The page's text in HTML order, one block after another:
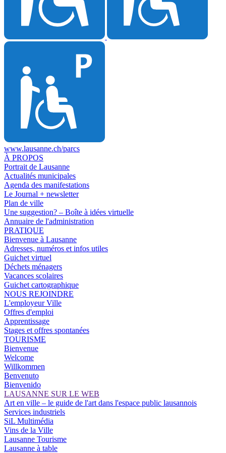
www.lausanne.ch/parcs
À PROPOS
Portrait de Lausanne
Actualités municipales
Agenda des manifestations
Le Journal + newsletter
Plan de ville
Une suggestion? – Boîte à idées virtuelle
Annuaire de l'administration
PRATIQUE
Bienvenue à Lausanne
Adresses, numéros et infos utiles
Guichet virtuel
Déchets ménagers
Vacances scolaires
Guichet cartographique
NOUS REJOINDRE
L'employeur Ville
Offres d'emploi
Apprentissage
Stages et offres spontanées
TOURISME
Bienvenue
Welcome
Willkommen
Benvenuto
Bienvenido
LAUSANNE SUR LE WEB
Art en ville – le guide de l'art dans l'espace public lausannois
Services industriels
SiL Multimédia
Vins de la Ville
Lausanne Tourisme
Lausanne à table